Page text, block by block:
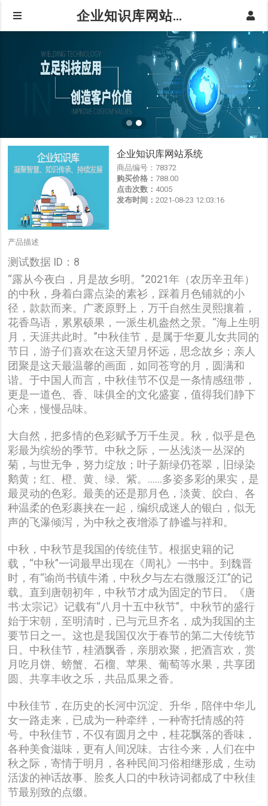
企业知识库网站系统
企业知识库网站系统
商品编号： 78372
购买价格： 788.00
点击次数： 4005
发布时间： 2021-08-23 12:03:16
产品描述
测试数据 ID：8
“露从今夜白，月是故乡明。”2021年（农历辛丑年）
的中秋，身着白露点染的素衫，踩着月色铺就的小
径，款款而来。广袤原野上，万千自然生灵熙攘着，
花香鸟语，累累硕果，一派生机盎然之景。“海上生明
月，天涯共此时。”中秋佳节，是属于华夏儿女共同的
节日，游子们喜欢在这天望月怀远，思念故乡；亲人
团聚是这天最温馨的画面，如同苍穹的月，圆满和
谐。于中国人而言，中秋佳节不仅是一条情感纽带，
更是一道色、香、味俱全的文化盛宴，值得我们静下
心来，慢慢品味。
大自然，把多情的色彩赋予万千生灵。秋，似乎是色
彩最为缤纷的季节。中秋之际，一丛浅淡一丛深的
菊，与世无争，努力绽放；叶子新绿仍苍翠，旧绿染
鹅黄；红、橙、黄、绿、紫。……多姿多彩的果实，是
最灵动的色彩。最美的还是那月色，淡黄、皎白、各
种温柔的色彩裹挟在一起，编织成迷人的银白，似无
声的飞瀑倾泻，为中秋之夜增添了静谧与祥和。
中秋，中秋节是我国的传统佳节。根据史籍的记
载，“中秋”一词最早出现在《周礼》一书中。到魏晋
时，有“谕尚书镇牛淆，中秋夕与左右微服泛江”的记
载。直到唐朝初年，中秋节才成为固定的节日。《唐
书·太宗记》记载有“八月十五中秋节”。中秋节的盛行
始于宋朝，至明清时，已与元旦齐名，成为我国的主
要节日之一。这也是我国仅次于春节的第二大传统节
日。中秋佳节，桂酒飘香，亲朋欢聚，把酒言欢，赏
月吃月饼、螃蟹、石榴、苹果、葡萄等水果，共享团
圆、共享丰收之乐，共品瓜果之香。
中秋佳节，在历史的长河中沉淀、升华，陪伴中华儿
女一路走来，已成为一种牵绊，一种寄托情感的符
号。中秋佳节，不仅有圆月之中，桂花飘落的香味，
各种美食滋味，更有人间况味。古往今来，人们在中
秋之际，寄情于明月，各种民间习俗相继形成，生动
活泼的神话故事、脍炙人口的中秋诗词都成了中秋佳
节最别致的点缀。